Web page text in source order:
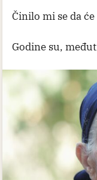
Činilo mi se da
Godine su,